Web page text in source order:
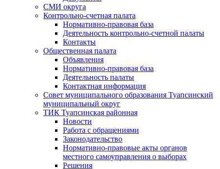
СМИ округа
Контрольно-счетная палата
Нормативно-правовая база
Деятельность контрольно-счетной палаты
Контакты
Общественная палата
Объявления
Нормативно-правовая база
Деятельность палаты
Контактная информация
Совет муниципального образования Туапсинский
муниципальный округ
ТИК Туапсинская районная
Новости
Работа с обращениями
Законодательство
Нормативно-правовые акты органов
местного самоуправления о выборах
Решения